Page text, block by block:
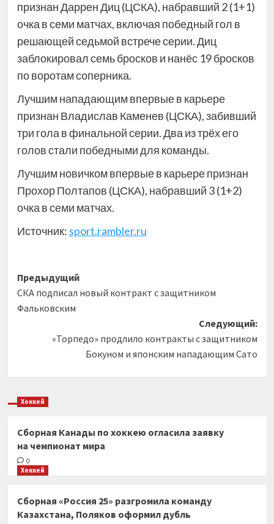
признан Даррен Диц (ЦСКА), набравший 2 (1+1)
очка в семи матчах, включая победный гол в
решающей седьмой встрече серии. Диц
заблокировал семь бросков и нанёс 19 бросков
по воротам соперника.
Лучшим нападающим впервые в карьере
признан Владислав Каменев (ЦСКА), забивший
три гола в финальной серии. Два из трёх его
голов стали победными для команды.
Лучшим новичком впервые в карьере признан
Прохор Полтапов (ЦСКА), набравший 3 (1+2)
очка в семи матчах.
Источник: sport.rambler.ru
Навигация
записи
Предыдущий
СКА подписал новый контракт с защитником
Фальковским
Следующий:
«Торпедо» продлило контракты с защитником
Бокуном и японским нападающим Сато
Хоккей
Сборная Канады по хоккею огласила заявку
на чемпионат мира
0
Хоккей
Сборная «Россия 25» разгромила команду
Казахстана, Поляков оформил дубль